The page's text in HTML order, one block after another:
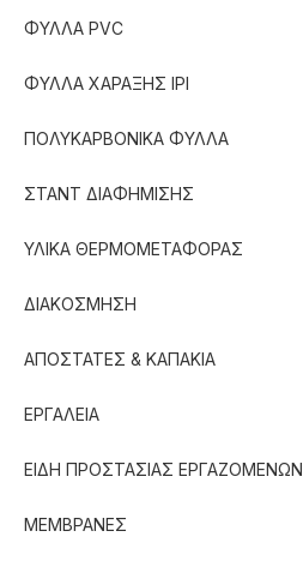
ΦΥΛΛΑ PVC
ΦΥΛΛΑ ΧΑΡΑΞΗΣ IPI
ΠΟΛΥΚΑΡΒΟΝΙΚΑ ΦΥΛΛΑ
ΣΤΑΝΤ ΔΙΑΦΗΜΙΣΗΣ
ΥΛΙΚΑ ΘΕΡΜΟΜΕΤΑΦΟΡΑΣ
ΔΙΑΚΟΣΜΗΣΗ
ΑΠΟΣΤΑΤΕΣ & ΚΑΠΑΚΙΑ
ΕΡΓΑΛΕΙΑ
ΕΙΔΗ ΠΡΟΣΤΑΣΙΑΣ ΕΡΓΑΖΟΜΕΝΩΝ
ΜΕΜΒΡΑΝΕΣ